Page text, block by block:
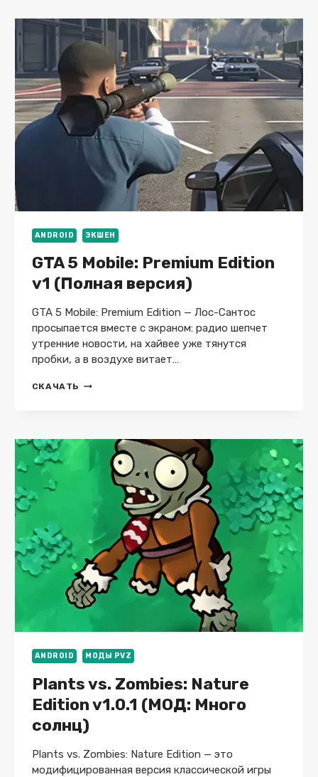
ОТКРЫТО)
ANDROID ЭКШЕН
GTA 5 Mobile: Premium Edition
v1 (Полная версия)
GTA 5 Mobile: Premium Edition — Лос-Сантос
просыпается вместе с экраном: радио шепчет
утренние новости, на хайвее уже тянутся
пробки, а в воздухе витает…
СКАЧАТЬ GTA
(ПОЛНАЯ
ВЕРСИЯ)
ANDROID МОДЫ PVZ
Plants vs. Zombies: Nature
Edition v1.0.1 (МОД: Много
солнц)
Plants vs. Zombies: Nature Edition — это
модифицированная версия классической игры